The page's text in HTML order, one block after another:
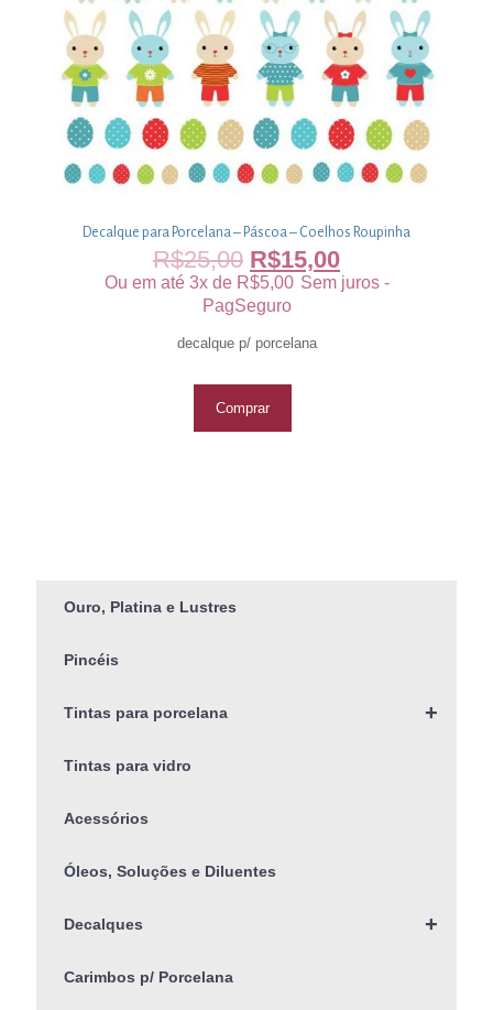
Decalque para Porcelana – Páscoa – Coelhos Roupinha
R$25,00 R$15,00
Ou em até 3x de R$5,00 Sem juros -
PagSeguro
decalque p/ porcelana
Comprar
Ouro, Platina e Lustres
Pincéis
+
Tintas para porcelana
Tintas para vidro
Acessórios
Óleos, Soluções e Diluentes
+
Decalques
Carimbos p/ Porcelana